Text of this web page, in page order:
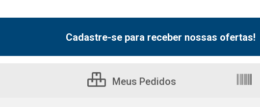
Cadastre-se para receber nossas ofertas!
Meus Pedidos